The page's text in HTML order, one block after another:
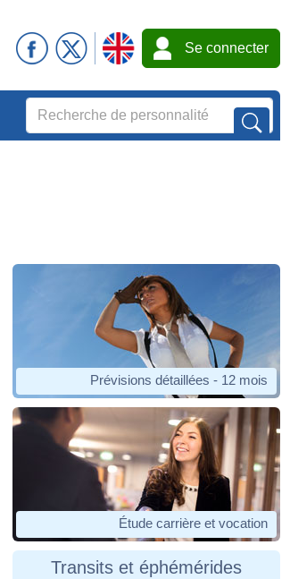
Se connecter
Prévisions détaillées - 12 mois
Étude carrière et vocation
Transits et éphémérides